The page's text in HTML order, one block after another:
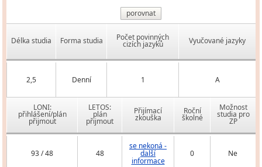
porovnat
Délka studia Forma studia Počet povinných
cizích jazyků Vyučované jazyky
2,5 Denní 1 A
LONI:
přihlášení/plán
přijmout
LETOS:
plán
přijmout
Přijímací
zkouška
Roční
školné
Možnost
studia pro
ZP
93 / 48 48
se nekoná -
další
informace
0 Ne